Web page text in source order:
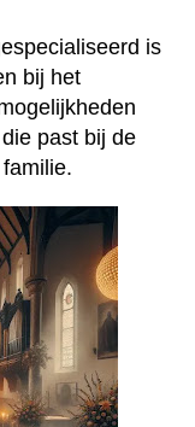
is
bij het
past bij de